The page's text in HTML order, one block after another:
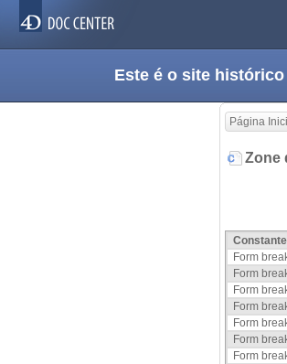
Este é o site
Página
Zone
Constante
Form
Form
Form
Form
Form
Form
Form